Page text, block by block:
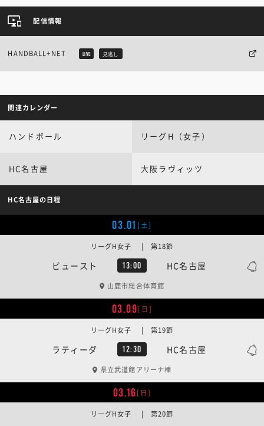
配信情報
HANDBALL+NET LIVE 見逃し
関連カレンダー
ハンドボール リーグH（女子）
HC名古屋 大阪ラヴィッツ
HC名古屋の日程
03.01 [土]
ビュースト 13:00 HC名古屋
リーグH女子 | 第18節
山鹿市総合体育館
03.09[日]
ラティーダ 12:30 HC名古屋
リーグH女子 | 第19節
県立武道館アリーナ棟
03.16[日]
リーグH女子 | 第20節